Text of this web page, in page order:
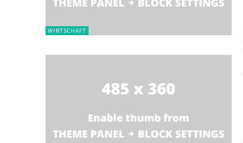
WIRTSCHAFT